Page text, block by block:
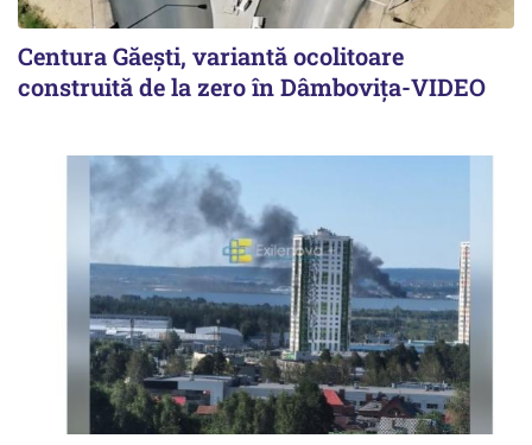
Centura Găești, variantă ocolitoare
construită de la zero în Dâmbovița-VIDEO